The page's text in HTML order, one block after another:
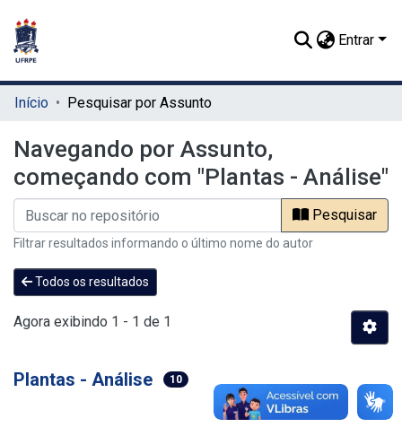
Entrar
Início Pesquisar por Assunto
Navegando por Assunto,
começando com "Plantas - Análise"
Pesquisar
Filtrar resultados informando o último nome do autor
Todos os resultados
Agora exibindo 1 - 1 de 1
Plantas - Análise 10